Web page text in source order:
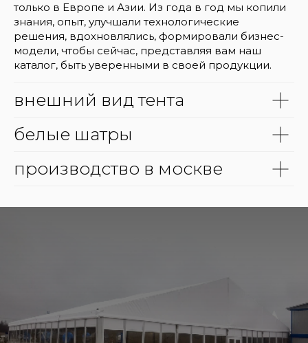
только в Европе и Азии. Из года в год мы копили
знания, опыт, улучшали технологические
решения, вдохновлялись, формировали бизнес-
модели, чтобы сейчас, представляя вам наш
каталог, быть уверенными в своей продукции.
внешний вид тента
белые шатры
производство в москве